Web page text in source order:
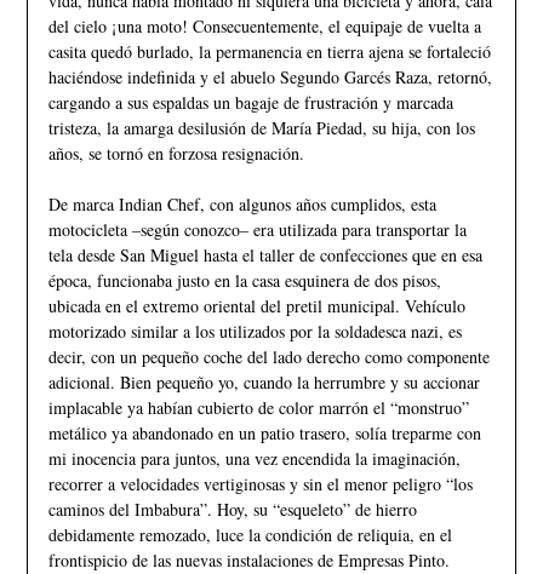
del cielo ¡una moto! Consecuentemente, el equipaje de vuelta a
casita quedó burlado, la permanencia en tierra ajena se fortaleció
haciéndose indefinida y el abuelo Segundo Garcés Raza, retornó,
cargando a sus espaldas un bagaje de frustración y marcada
tristeza, la amarga desilusión de María Piedad, su hija, con los
años, se tornó en forzosa resignación.
De marca Indian Chef, con algunos años cumplidos, esta
motocicleta –según conozco– era utilizada para transportar la
tela desde San Miguel hasta el taller de confecciones que en esa
época, funcionaba justo en la casa esquinera de dos pisos,
ubicada en el extremo oriental del pretil municipal. Vehículo
motorizado similar a los utilizados por la soldadesca nazi, es
decir, con un pequeño coche del lado derecho como componente
adicional. Bien pequeño yo, cuando la herrumbre y su accionar
implacable ya habían cubierto de color marrón el “monstruo”
metálico ya abandonado en un patio trasero, solía treparme con
mi inocencia para juntos, una vez encendida la imaginación,
recorrer a velocidades vertiginosas y sin el menor peligro “los
caminos del Imbabura”. Hoy, su “esqueleto” de hierro
debidamente remozado, luce la condición de reliquia, en el
frontispicio de las nuevas instalaciones de Empresas Pinto.